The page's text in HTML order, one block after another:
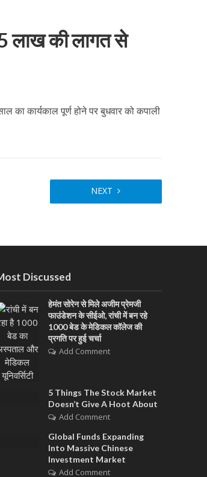
लाख की लागत से
का कार्यकाल पूर्ण होने पर बुधवार को कपाली
NEXT
Discussed
हेमंत सोरेन से मिले अजीम प्रेमजी
फाउंडेशन के सीईओ, रांची में बन रहे
1000 बेड के मेडिकल कॉलेज की
प्रगति पर हुई चर्चा
Add Comment
5 Things The Stock Market
Doesn’t Give A Hoot About
Add Comment
Global Funds Expanding
Into Massive Chinese
Investment Market
Add Comment